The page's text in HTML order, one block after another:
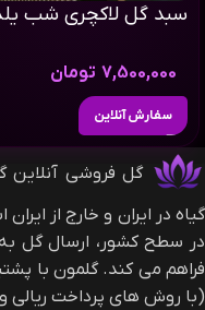
سبد گل لاکچری شب
7,500,000 تومان
سفارش آنلاین
گل فروشی
در سطح کشور، ارسال گل
(با روش های پرداخت ریالی